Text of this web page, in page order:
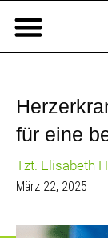
für eine
Tzt. Elisabeth
März 22, 2025